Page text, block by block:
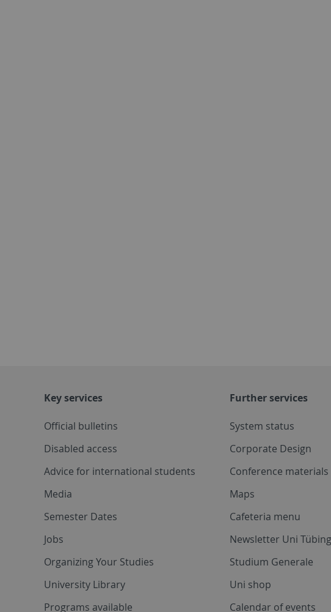
Key services
Official bulletins
Disabled access
Advice for international students
Media
Semester Dates
Jobs
Organizing Your Studies
University Library
Programs available
Further services
System status
Corporate Design
Conference materials
Maps
Cafeteria menu
Newsletter Uni
Studium Generale
Uni shop
Calendar of events